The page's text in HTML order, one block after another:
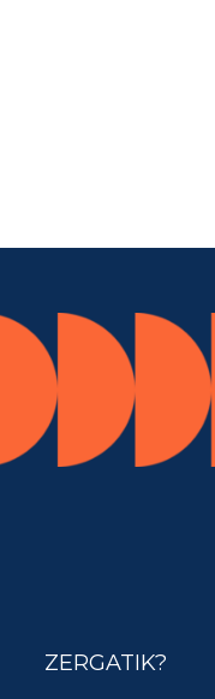
ZERGATIK?